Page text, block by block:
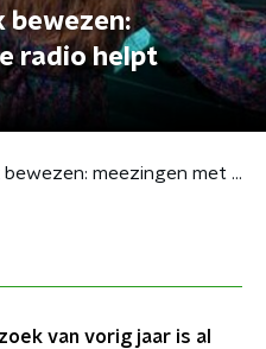
bewezen:
radio helpt
Wetenschappelijk bewezen: meezingen met de radio helpt tegen dipjes
van vorig jaar is al